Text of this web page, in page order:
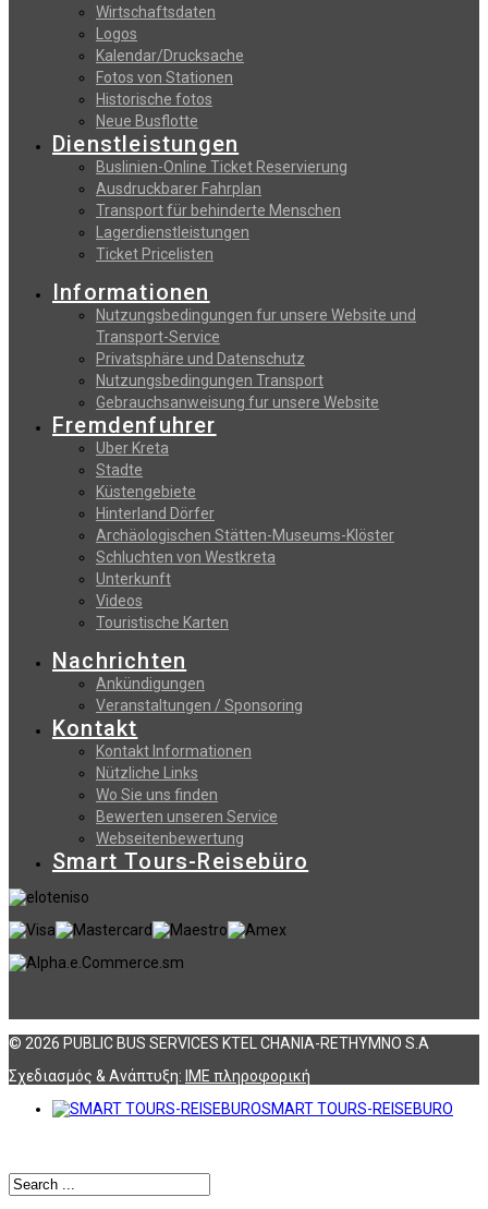
Wirtschaftsdaten
Logos
Kalendar/Drucksache
Fotos von Stationen
Historische fotos
Neue Busflotte
Dienstleistungen
Buslinien-Online Ticket Reservierung
Αusdruckbarer Fahrplan
Transport für behinderte Menschen
Lagerdienstleistungen
Ticket Pricelisten
Informationen
Nutzungsbedingungen fur unsere Website und
Transport-Service
Privatsphäre und Datenschutz
Nutzungsbedingungen Transport
Gebrauchsanweisung fur unsere Website
Fremdenfuhrer
Uber Kreta
Stadte
Küstengebiete
Hinterland Dörfer
Archäologischen Stätten-Museums-Klöster
Schluchten von Westkreta
Unterkunft
Videos
Touristische Karten
Nachrichten
Ankündigungen
Veranstaltungen / Sponsoring
Kontakt
Kontakt Informationen
Nützliche Links
Wo Sie uns finden
Bewerten unseren Service
Webseitenbewertung
Smart Tours-Reisebüro
© 2026 PUBLIC BUS SERVICES KTEL CHANIA-RETHYMNO S.A
Σχεδιασμός & Ανάπτυξη: ΙΜΕ πληροφορική
SMART TOURS-REISEBURO